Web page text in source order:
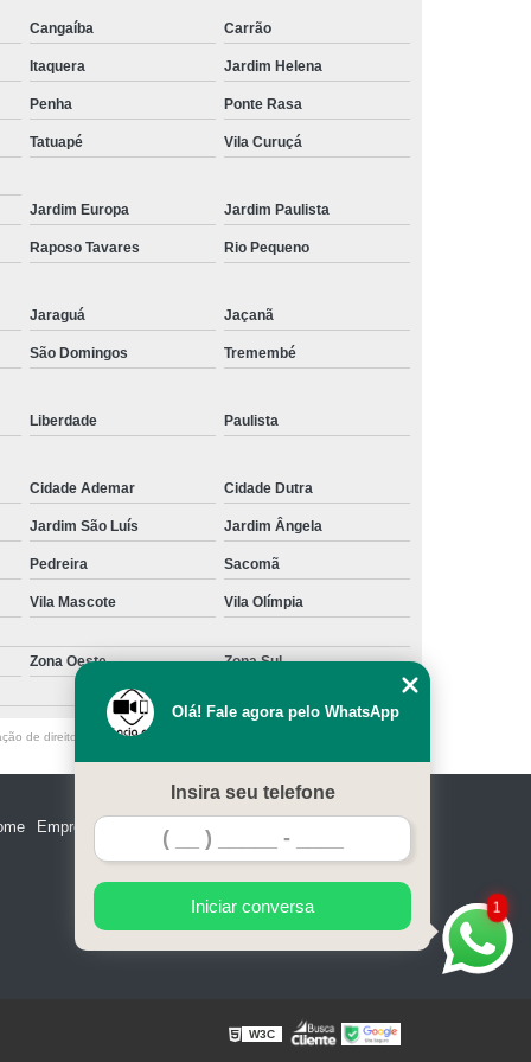
Tela de Celular
Reparo em Celular
Troca de Tela
Troca de Tela Celular
Tela de Celular
Troca de Tela do Celular
Tela em SP
Troca de Tela Iphone
Celular
Cangaíba Carrão
Itaquera Jardim Helena
Penha Ponte Rasa
Tatuapé Vila Curuçá
Jardim Europa Jardim Paulista
Raposo Tavares Rio Pequeno
Jaraguá Jaçanã
São Domingos Tremembé
Liberdade Paulista
Cidade Ademar Cidade Dutra
Jardim São Luís Jardim Ângela
Pedreira Sacomã
Vila Mascote
Vila Olímpia
Zona Oeste
Zona Sul
de direito autoral – artigo 184 do Código Penal –
Empresa Serviços
1
Olá! Fale agora pelo WhatsApp
Insira seu telefone
Iniciar conversa
W3C